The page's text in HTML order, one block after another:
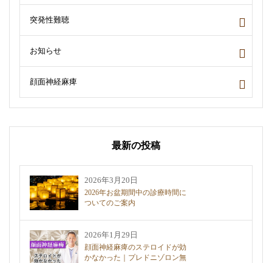
突発性難聴
お知らせ
顔面神経麻痺
最新の投稿
2026年3月20日
2026年お盆期間中の診療時間に
ついてのご案内
2026年1月29日
顔面神経麻痺のステロイドが効
かなかった｜プレドニゾロン無